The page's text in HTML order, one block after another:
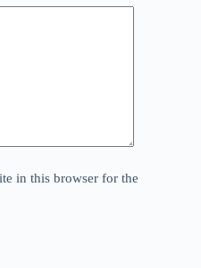
in this browser for the